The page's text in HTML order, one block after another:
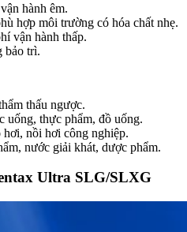
hành êm.
hợp môi trường có hóa chất nhẹ.
vận hành thấp.
bảo trì.
thấu ngược.
uống, thực phẩm, đồ uống.
nồi hơi công nghiệp.
nước giải khát, dược phẩm.
Ultra SLG/SLXG